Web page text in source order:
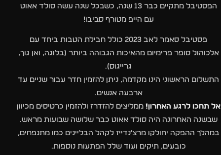
הפסטיבל מתקיים כבר 13 שנה, כשבכל שנה עשה סולד אאוט
עם הייפ מטורף סביבו!
פסטיבל סאמר לאב 2023 כולל חבילת הטבות ביחד עם
אלכוהול סופר פרימיום מהאיכות הגבוהה ביותר (בלוגה, ואן גוך,
גרייגוס).
התשלום הראשוני הינו מקדמה, ניתן להזמין חדר עבור שניים עד
ארבעה אנשים.
אל תחכו לרגע האחרון! ממליצים להזדרז ולהזמין כרטיסים מכיוון
שבשנה האחרונה היה סולד אאוט כבר שלושה שבועות מראש.
במהלך ההפקה יחולקו מרצ'נדייז לקהל הבליינים כמו מתנפחים,
כובעים, תיקים ועוד שלל הפתעות נוספות.